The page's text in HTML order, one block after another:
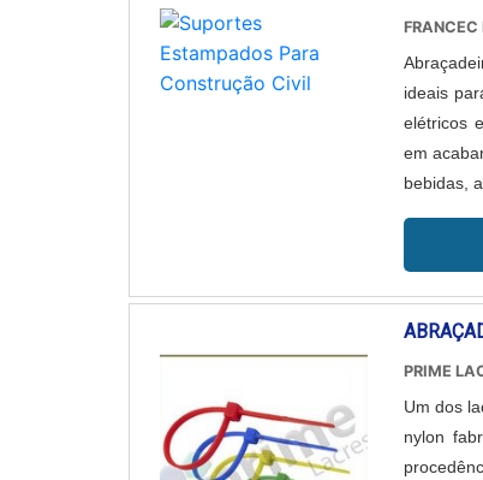
FRANCEC
ideais
elétricos
em
bebidas,
PRIME
Um dos
nylon